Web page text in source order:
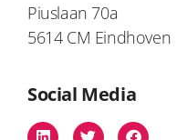
Piuslaan 70a
5614 CM Eindhoven
Social Media